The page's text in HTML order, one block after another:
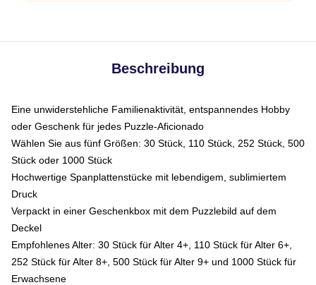
Beschreibung
Eine unwiderstehliche Familienaktivität, entspannendes Hobby
oder Geschenk für jedes Puzzle-Aficionado
Wählen Sie aus fünf Größen: 30 Stück, 110 Stück, 252 Stück, 500
Stück oder 1000 Stück
Hochwertige Spanplattenstücke mit lebendigem, sublimiertem
Druck
Verpackt in einer Geschenkbox mit dem Puzzlebild auf dem
Deckel
Empfohlenes Alter: 30 Stück für Alter 4+, 110 Stück für Alter 6+,
252 Stück für Alter 8+, 500 Stück für Alter 9+ und 1000 Stück für
Erwachsene